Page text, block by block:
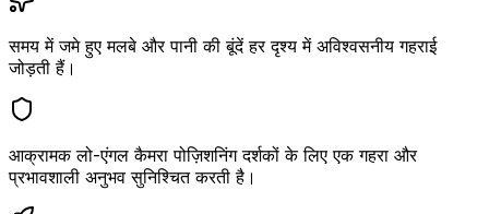
समय में जमे हुए मलबे और पानी की बूंदें हर दृश्य में अविश्वसनीय गहराई
जोड़ती हैं।
आक्रामक लो-एंगल कैमरा पोज़िशनिंग दर्शकों के लिए एक गहरा और
प्रभावशाली अनुभव सुनिश्चित करती है।